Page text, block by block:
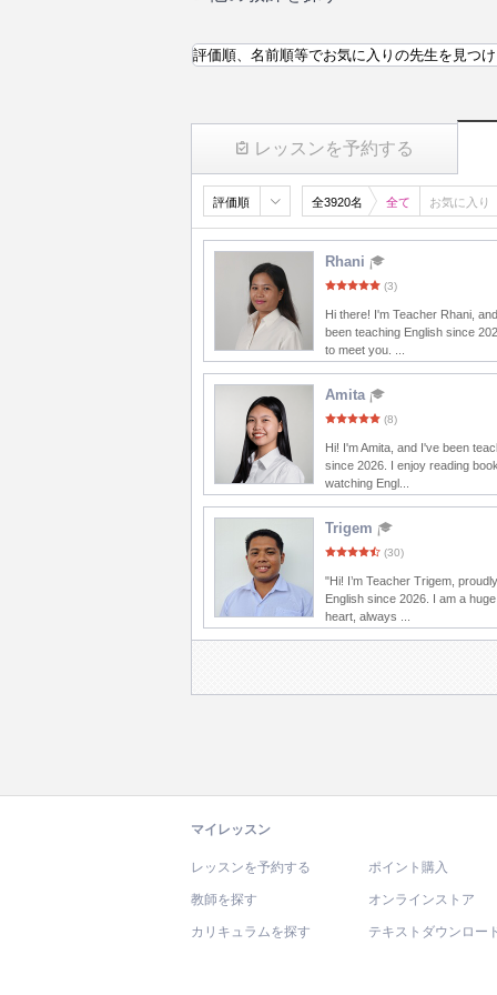
レッスンを予約する
評価順、名前順等でお気に入りの先生を見つけ
評価順 全3920名 全て お気に入り
Rhani
(3)
Hi there! I'm Teacher Rhani,
been teaching English since
to meet you. ...
Amita
(8)
Hi! I'm Amita, and I've been
since 2026. I enjoy reading
watching Engl...
Trigem
(30)
"Hi! I’m Teacher Trigem,
English since 2026. I am a
heart, always ...
マイレッスン
レッスンを予約する ポイント購入
教師を探す オンラインストア
カリキュラムを探す テキストダウンロー